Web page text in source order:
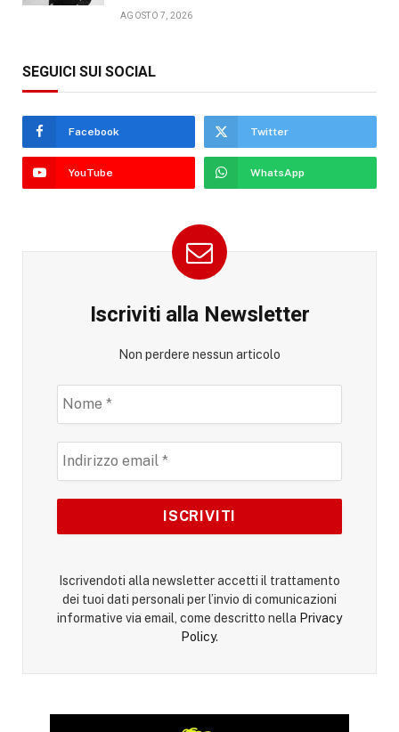
AGOSTO 7, 2026
SEGUICI SUI SOCIAL
Facebook Twitter
YouTube WhatsApp
Iscriviti alla Newsletter
Non perdere nessun articolo
Iscrivendoti alla newsletter accetti il trattamento
dei tuoi dati personali per l’invio di comunicazioni
informative via email, come descritto nella Privacy
Policy.